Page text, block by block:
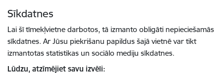
Sīkdatnes
Lai šī tīmekļvietne darbotos, tā izmanto obligāti nepieciešamās
sīkdatnes. Ar Jūsu piekrišanu papildus šajā vietnē var tikt
izmantotas statistikas un sociālo mediju sīkdatnes.
Lūdzu, atzīmējiet savu izvēli: